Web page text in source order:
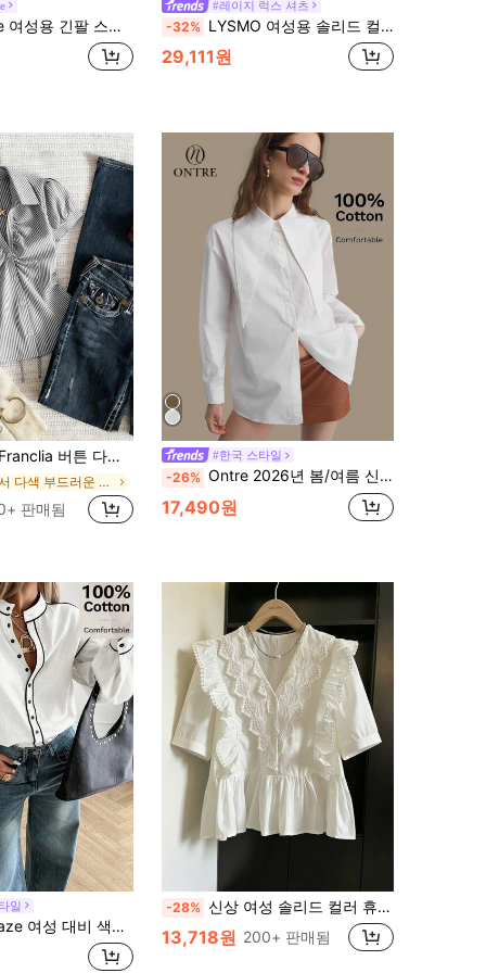
텍스처 타이 프론트 셔츠 올드머니 오피스 스타일 캐주얼
#레이지 럭스 셔츠
-32% LYSMO 여성용 솔리드 컬러 메탈 장식 캐주얼 다용도 일상 외출 셔츠
29,111원
여성용 여성 스트라이프 반팔 상의 캐주얼 여성 블라우스 Zanzea 여성 블라우스 여성 패션 상의
에서 다색 부드러운 오피스 블라우스
판매됨
#한국 스타일
-26% Ontre 2026년 봄/여름 신상 여성용 데이 비치/휴가/컨트리 스타일/뮤직 페스티벌 의상, 다용도 일상복, 페스티벌 의류, 면 셔츠, 긴팔, 오버사이즈 칼라, 개성 있는 패션, 캐주얼 어반 시크, 비즈니스 캐주얼, A라인 디자인,
17,490원
일
트림 긴팔 셔츠, 스탠드 칼라 면 블라우스, 가을
-28% 신상 여성 솔리드 컬러 휴가 셔츠, 자수 레이스 버튼 다운 블라우스, 캐주얼 루즈핏 탑 여름 화이트
13,718원 200+ 판매됨